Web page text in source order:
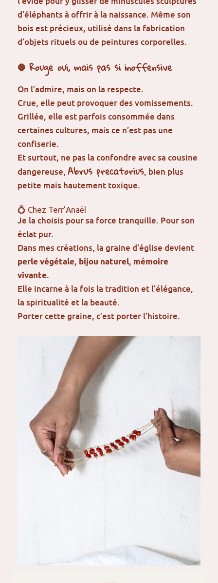
d’éléphants à offrir à la naissance. Même son
bois est précieux, utilisé dans la fabrication
d’objets rituels ou de peintures corporelles.
🛑 Rouge oui, mais pas si inoffensive
On l’admire, mais on la respecte.
Crue, elle peut provoquer des vomissements.
Grillée, elle est parfois consommée dans
certaines cultures, mais ce n’est pas une
confiserie.
Et surtout, ne pas la confondre avec sa cousine
dangereuse, Abrus precatorius, bien plus
petite mais hautement toxique.
💍 Chez Terr’Anaël
Je la choisis pour sa force tranquille. Pour son
éclat pur.
Dans mes créations, la graine d’église devient
perle végétale, bijou naturel, mémoire
vivante.
Elle incarne à la fois la tradition et l’élégance,
la spiritualité et la beauté.
Porter cette graine, c’est porter l’histoire.